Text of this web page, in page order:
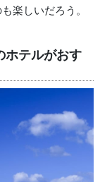
楽しいだろう。
ホテルがおす